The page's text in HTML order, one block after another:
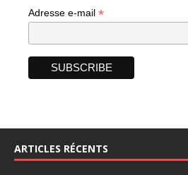
Adresse e-mail *
ARTICLES RÉCENTS